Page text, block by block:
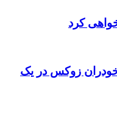
کرد
زوکس در یک